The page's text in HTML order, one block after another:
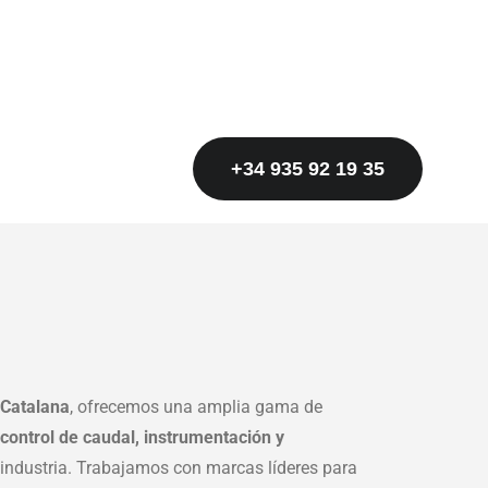
+34 935 92 19 35
, ofrecemos una amplia gama de
de caudal, instrumentación y
Trabajamos con marcas líderes para